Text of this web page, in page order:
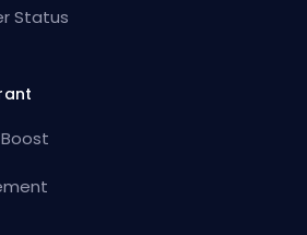
Status